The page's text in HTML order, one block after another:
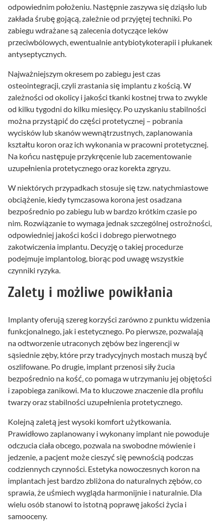
odpowiednim położeniu. Następnie zaszywa się dziąsło lub
zakłada śrubę gojącą, zależnie od przyjętej techniki. Po
zabiegu wdrażane są zalecenia dotyczące leków
przeciwbólowych, ewentualnie antybiotykoterapii i płukanek
antyseptycznych.
Najważniejszym okresem po zabiegu jest czas
osteointegracji, czyli zrastania się implantu z kością. W
zależności od okolicy i jakości tkanki kostnej trwa to zwykle
od kilku tygodni do kilku miesięcy. Po uzyskaniu stabilności
można przystąpić do części protetycznej – pobrania
wycisków lub skanów wewnątrzustnych, zaplanowania
kształtu koron oraz ich wykonania w pracowni protetycznej.
Na końcu następuje przykręcenie lub zacementowanie
uzupełnienia protetycznego oraz korekta zgryzu.
W niektórych przypadkach stosuje się tzw. natychmiastowe
obciążenie, kiedy tymczasowa korona jest osadzana
bezpośrednio po zabiegu lub w bardzo krótkim czasie po
nim. Rozwiązanie to wymaga jednak szczególnej ostrożności,
odpowiedniej jakości kości i dobrego pierwotnego
zakotwiczenia implantu. Decyzję o takiej procedurze
podejmuje implantolog, biorąc pod uwagę wszystkie
czynniki ryzyka.
Zalety i możliwe powikłania
Implanty oferują szereg korzyści zarówno z punktu widzenia
funkcjonalnego, jak i estetycznego. Po pierwsze, pozwalają
na odtworzenie utraconych zębów bez ingerencji w
sąsiednie zęby, które przy tradycyjnych mostach muszą być
oszlifowane. Po drugie, implant przenosi siły żucia
bezpośrednio na kość, co pomaga w utrzymaniu jej objętości
i zapobiega zanikowi. Ma to kluczowe znaczenie dla profilu
twarzy oraz stabilności uzupełnienia protetycznego.
Kolejną zaletą jest wysoki komfort użytkowania.
Prawidłowo zaplanowany i wykonany implant nie powoduje
odczucia ciała obcego, pozwala na swobodne mówienie i
jedzenie, a pacjent może cieszyć się pewnością podczas
codziennych czynności. Estetyka nowoczesnych koron na
implantach jest bardzo zbliżona do naturalnych zębów, co
sprawia, że uśmiech wygląda harmonijnie i naturalnie. Dla
wielu osób stanowi to istotną poprawę jakości życia i
samooceny.